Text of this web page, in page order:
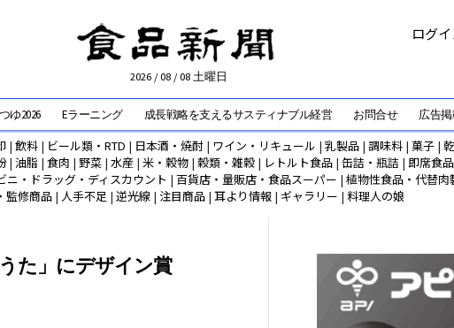
2026 / 08 / 08 土曜日
ログ
ゆ2026 Eラーニング 成長戦略を支えるサスティナブル経営 お問合せ 広告
| 飲料 | ビール類・RTD | 日本酒・焼酎 | ワイン・リキュール | 乳製品 | 調味料 | 菓子 |
| 油脂 | 食肉 | 野菜 | 水産 | 米・穀物 | 穀類・雑穀 | レトルト食品 | 缶詰・瓶詰 | 即席食品
ニ・ドラッグ・ディスカウント | 百貨店・量販店・食品スーパー | 植物性食品・代替肉
監修商品 | 人手不足 | 逆光線 | 注目商品 | 耳より情報 | ギャラリー | 料理人の娘
た」にデザイン賞